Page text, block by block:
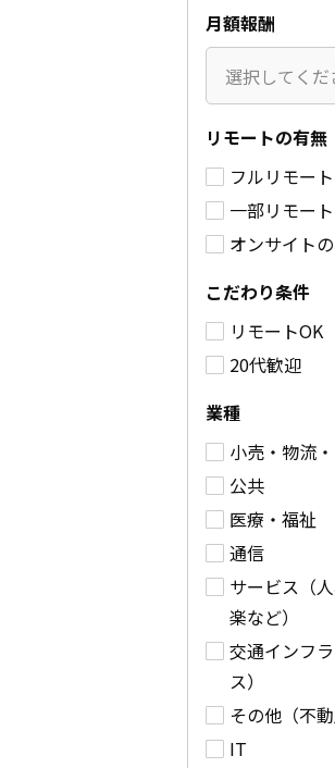
業向けのAWSを活用し
開発案件
～75万円 /月(税
港区
詳細を見る
月額報酬
選択してくだ
リモートの有無
フルリモート
一部リモート
オンサイト
こだわり条件
リモートOK
20代歓迎
業種
小売・物流
公共
医療・福祉
通信
サービス（
楽など）
交通インフ
ス）
その他（不動
IT